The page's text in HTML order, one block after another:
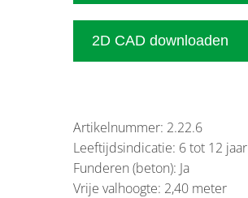
2D CAD downloaden
Artikelnummer: 2.22.6
Leeftijdsindicatie: 6 tot 12 jaar
Funderen (beton): Ja
Vrije valhoogte: 2,40 meter